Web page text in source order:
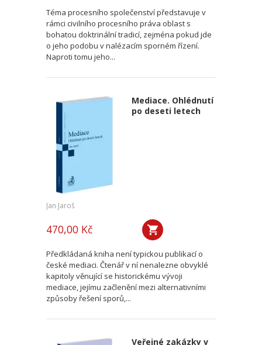
Téma procesního společenství představuje v
rámci civilního procesního práva oblast s
bohatou doktrinální tradicí, zejména pokud jde
o jeho podobu v nalézacím sporném řízení.
Naproti tomu jeho...
Mediace. Ohlédnutí
po deseti letech
Jan Jaroš
470,00 Kč
Předkládaná kniha není typickou publikací o
české mediaci. Čtenář v ní nenalezne obvyklé
kapitoly věnující se historickému vývoji
mediace, jejímu začlenění mezi alternativními
způsoby řešení sporů,...
Veřejné zakázky v